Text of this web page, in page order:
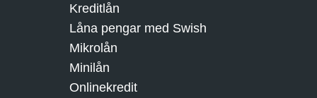
Kreditlån
Låna pengar med Swish
Mikrolån
Minilån
Onlinekredit